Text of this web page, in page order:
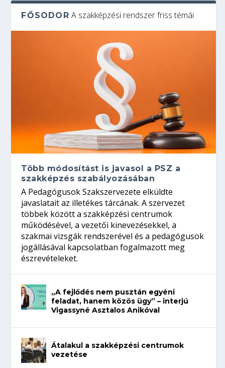
FŐSODOR A szakképzési rendszer friss témái
Több módosítást is javasol a PSZ a
szakképzés szabályozásában
A Pedagógusok Szakszervezete elküldte
javaslatait az illetékes tárcának. A szervezet
többek között a szakképzési centrumok
működésével, a vezetői kinevezésekkel, a
szakmai vizsgák rendszerével és a pedagógusok
jogállásával kapcsolatban fogalmazott meg
észrevételeket.
„A fejlődés nem pusztán egyéni
feladat, hanem közös ügy” – interjú
Vigassyné Asztalos Anikóval
Átalakul a szakképzési centrumok
vezetése